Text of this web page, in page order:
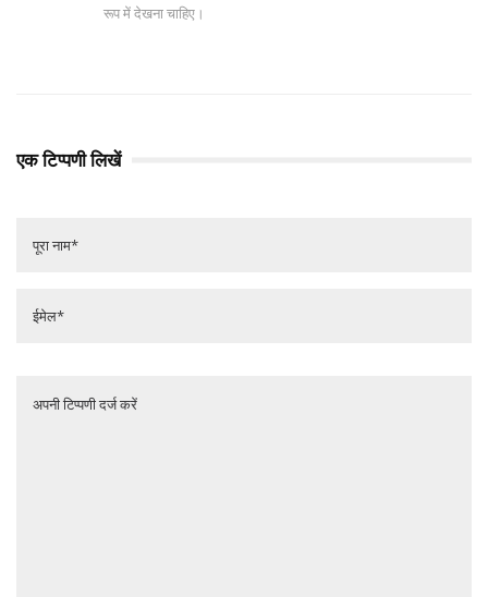
रूप में देखना चाहिए।
एक टिप्पणी लिखें